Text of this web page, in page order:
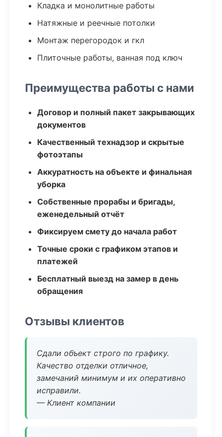
Кладка и монолитные работы
Натяжные и реечные потолки
Монтаж перегородок и гкл
Плиточные работы, ванная под ключ
Преимущества работы с нами
Договор и полный пакет закрывающих
документов
Качественный технадзор и скрытые
фотоэтапы
Аккуратность на объекте и финальная
уборка
Собственные прорабы и бригады,
еженедельный отчёт
Фиксируем смету до начала работ
Точные сроки с графиком этапов и
платежей
Бесплатный выезд на замер в день
обращения
Отзывы клиентов
Сдали объект строго по графику.
Качество отделки отличное,
замечаний минимум и их оперативно
исправили.
— Клиент компании